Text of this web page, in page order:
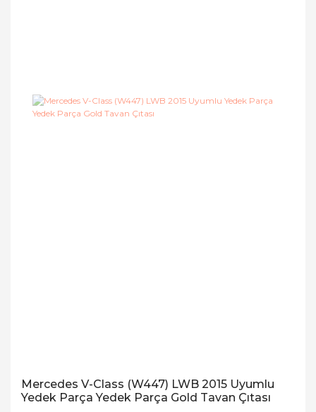
Mercedes V-Class (W447) LWB 2015 Uyumlu
Yedek Parça Yedek Parça Gold Tavan Çıtası